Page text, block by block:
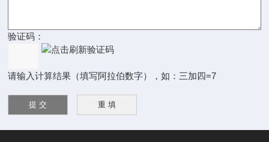
验证码：
请输入计算结果（填写阿拉伯数字），如：三加四=7